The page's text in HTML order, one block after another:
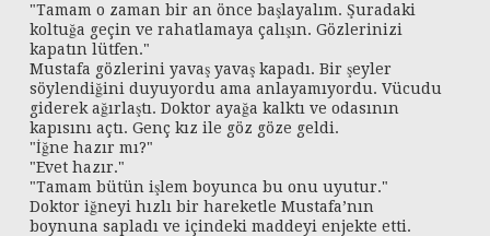
"Tamam o zaman bir an önce başlayalım. Şuradaki
koltuğa geçin ve rahatlamaya çalışın. Gözlerinizi
kapatın lütfen."
Mustafa gözlerini yavaş yavaş kapadı. Bir şeyler
söylendiğini duyuyordu ama anlayamıyordu. Vücudu
giderek ağırlaştı. Doktor ayağa kalktı ve odasının
kapısını açtı. Genç kız ile göz göze geldi.
"İğne hazır mı?"
"Evet hazır."
"Tamam bütün işlem boyunca bu onu uyutur."
Doktor iğneyi hızlı bir hareketle Mustafa’nın
boynuna sapladı ve içindeki maddeyi enjekte etti.